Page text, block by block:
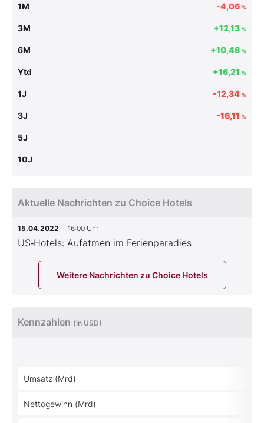
1M -4,06 %
3M +12,13 %
6M +10,48 %
Ytd +16,21 %
1J -12,34 %
3J -16,11 %
5J
10J
Aktuelle Nachrichten zu Choice Hotels
15.04.2022 · 16:00 Uhr
US‑Hotels: Aufatmen im Ferienparadies
Weitere Nachrichten zu Choice Hotels
Kennzahlen (in USD)
Umsatz (Mrd)
Nettogewinn (Mrd)